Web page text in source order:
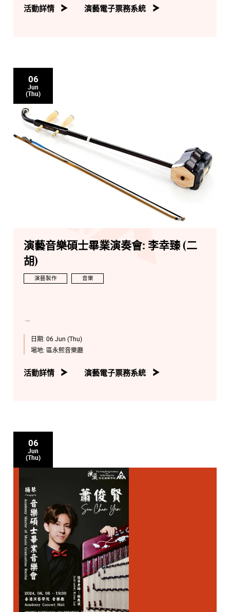
活動詳情 演藝電子票務系統
06
Jun
(Thu)
演藝音樂碩士畢業演奏會: 李幸臻 (二
胡)
演藝製作 音樂
日期: 06 Jun (Thu)
場地: 區永熙音樂廳
活動詳情 演藝電子票務系統
06
Jun
(Thu)